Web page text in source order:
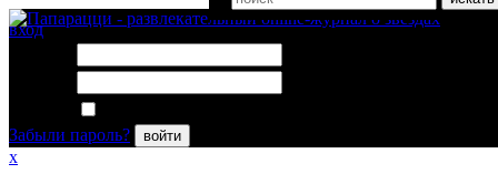
вход
Забыли пароль?
войти
x